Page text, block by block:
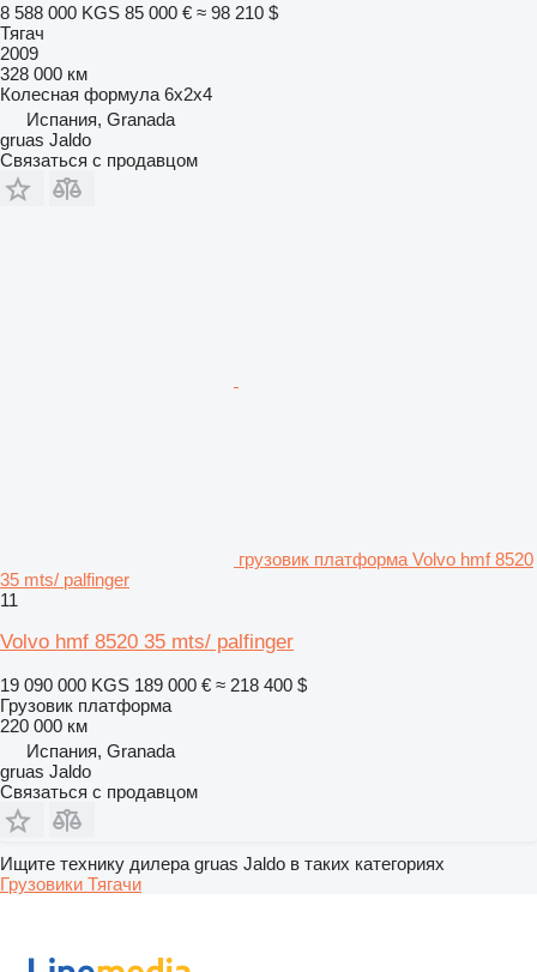
8 588 000 KGS 85 000 € ≈ 98 210 $
Тягач
2009
328 000 км
Колесная формула 6x2x4
Испания, Granada
gruas Jaldo
Связаться с продавцом
грузовик платформа Volvo hmf 8520
35 mts/ palfinger
11
Volvo hmf 8520 35 mts/ palfinger
19 090 000 KGS 189 000 € ≈ 218 400 $
Грузовик платформа
220 000 км
Испания, Granada
gruas Jaldo
Связаться с продавцом
Ищите технику дилера gruas Jaldo в таких категориях
Грузовики Тягачи